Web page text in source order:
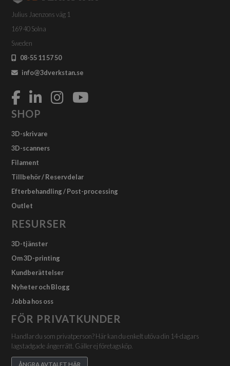
Julius Jaenzons väg 1
169 40 Solna
Sweden
08-55 11 57 50
info@3dverkstan.se
SHOP
3D-skrivare
3D-scanners
Filament
Tillbehör / Reservdelar
Efterbehandling / Post-processing
Outlet
RESURSER
3D-tjänster
Om 3D-printing
Kundberättelser
Nyheter och Blogg
Jobba hos oss
FÖR PRIVATKUNDER
Handlar du som privatperson? Här kan du enkelt utöva din 14-dagars
lagstadgade ångerrätt. Gäller ej företagsköp.
ÅNGRA AVTALET HÄR